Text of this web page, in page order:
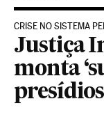
CRISE NO SISTEMA
Justiça
monta